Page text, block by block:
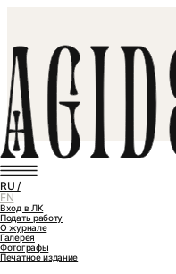
RU /
EN
Вход в ЛК
Подать работу
О журнале
Галерея
Фотографы
Печатное издание